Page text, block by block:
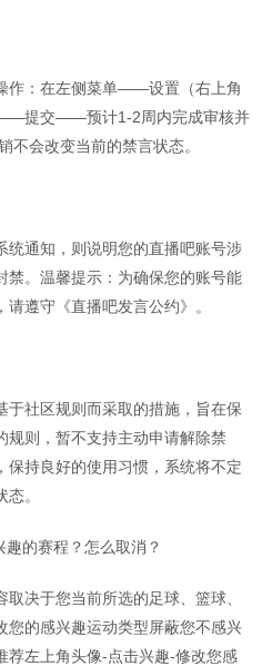
作：在左侧菜单——设置（右上角
提交——预计1-2周内完成审核并
不会改变当前的禁言状态。
统通知，则说明您的直播吧账号涉
禁。温馨提示：为确保您的账号能
遵守《直播吧发言公约》。
于社区规则而采取的措施，旨在保
规则，暂不支持主动申请解除禁
保持良好的使用习惯，系统将不定
。
的赛程？怎么取消？
决于您当前所选的足球、篮球、
您的感兴趣运动类型屏蔽您不感兴
荐左上角头像-点击兴趣-修改您感